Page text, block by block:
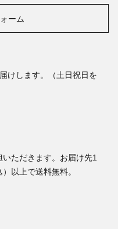
ーム
けします。（土日祝日を
ただきます。お届け先1
以上で送料無料。